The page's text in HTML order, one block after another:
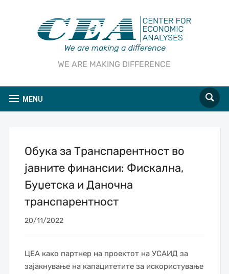
WE ARE MAKING DIFFERENCE
MENU
Обука за Транспарентност во
јавните финансии: Фискална,
Буџетска и Даночна
транспарентност
20/11/2022
ЦЕА како партнер на проектот на УСАИД за
зајакнување на капацитетите за искористување